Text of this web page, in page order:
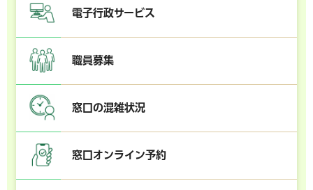
電子行政サービス
職員募集
窓口の混雑状況
窓口オンライン予約